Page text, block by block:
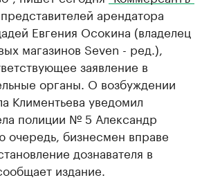
арендатора
Евгения Осокина (владелец
магазинов Seven - ред.),
заявление в
органы. О возбуждении
Климентьева уведомил
полиции № 5 Александр
очередь, бизнесмен вправе
дознавателя в
издание.